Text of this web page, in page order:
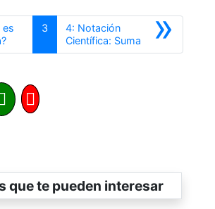
es
Anterior
3 »
4: Notación
Científica: SumaSiguiente
que te pueden interesar